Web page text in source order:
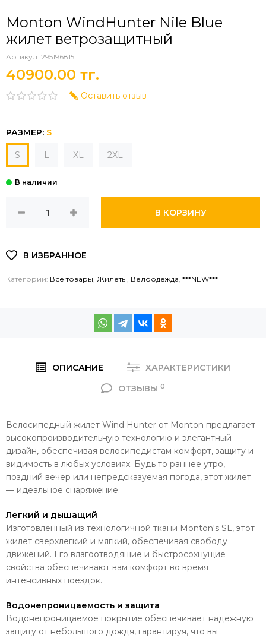
Monton WindHunter Nile Blue
жилет ветрозащитный
Артикул: 295196815
40900.00 тг.
Оставить отзыв
РАЗМЕР: S
S L XL 2XL
В КОРЗИНУ
Категории: Все товары Жилеты Велоодежда ***NEW***
ОПИСАНИЕ
ХАРАКТЕРИСТИКИ
ОТЗЫВЫ 0
Велосипедный жилет Wind Hunter от Monton предлагает
высокопроизводительную технологию и элегантный
дизайн, обеспечивая велосипедистам комфорт, защиту и
видимость в любых условиях. Будь то раннее утро,
поздний вечер или непредсказуемая погода, этот жилет
— идеальное снаряжение.
Легкий и дышащий
Изготовленный из технологичной ткани Monton's SL, этот
жилет сверхлегкий и мягкий, обеспечивая свободу
движений. Его влагоотводящие и быстросохнущие
свойства обеспечивают вам комфорт во время
интенсивных поездок.
Водонепроницаемость и защита
Водонепроницаемое покрытие обеспечивает надежную
защиту от небольшого дождя, гарантируя, что вы